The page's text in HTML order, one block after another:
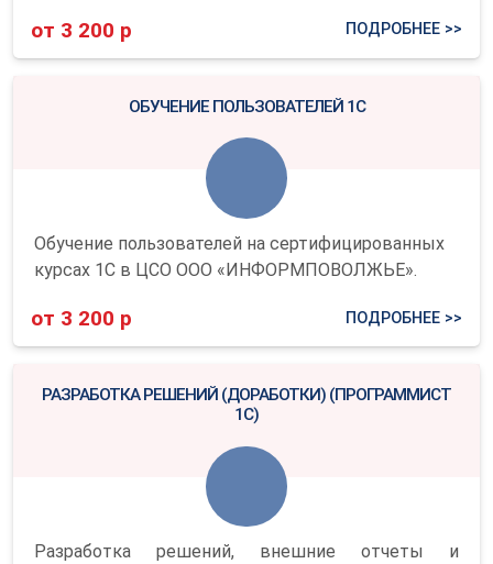
от 3 200 р ПОДРОБНЕЕ >>
ОБУЧЕНИЕ ПОЛЬЗОВАТЕЛЕЙ 1С
Обучение пользователей на сертифицированных
курсах 1С в ЦСО ООО «ИНФОРМПОВОЛЖЬЕ».
от 3 200 р ПОДРОБНЕЕ >>
РАЗРАБОТКА РЕШЕНИЙ (ДОРАБОТКИ) (ПРОГРАММИСТ
1С)
Разработка решений, внешние отчеты и